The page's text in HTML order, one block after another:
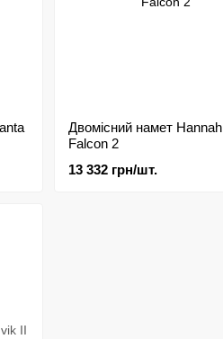
Двомісний намет Hannah
Falcon 2
13 332 грн/шт.